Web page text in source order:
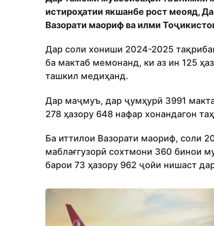
o
n
a
g
истироҳатии якшанбе рост меояд,
Вазорати маориф ва илми
Дар соли хониши 2024-2025
ба мактаб мемонанд, ки аз ин 125
ташкил медиҳанд.
Дар маҷмуъ, дар ҷумҳурӣ 3991
278 ҳазору 648 нафар хонандагон
Ба иттилои Вазорати маориф, соли
маблағгузорӣ сохтмони 360 бинои
барои 73 ҳазору 962 ҷойи нишаст